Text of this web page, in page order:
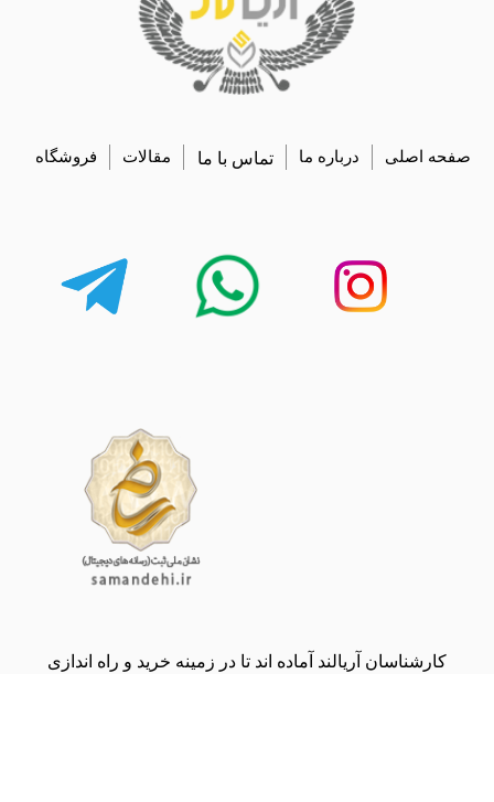
صفحه اصلی درباره ما تماس با ما مقالات فروشگاه
کارشناسان آریالند آماده اند تا در زمینه خرید و راه اندازی